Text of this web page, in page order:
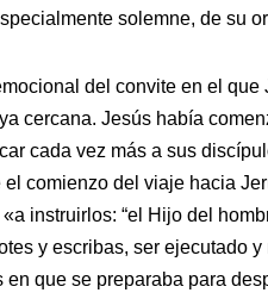
solemne, de su
del convite en el
cercana. Jesús había
cada vez más a sus
el comienzo del viaje hacia
instruirlos: “el Hijo del
y escribas, ser ejecutado y
en que se preparaba para